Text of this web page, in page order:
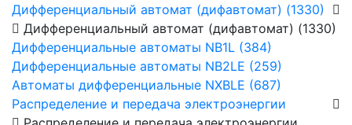
Дифференциальный автомат (дифавтомат) (1330)
Дифференциальный автомат (дифавтомат) (1330)
Дифференциальные автоматы NB1L (384)
Дифференциальные автоматы NB2LE (259)
Автоматы дифференциальные NXBLE (687)
Распределение и передача электроэнергии